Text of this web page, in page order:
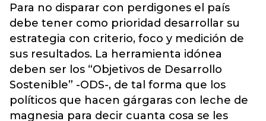
Para no disparar con perdigones el país
debe tener como prioridad desarrollar su
estrategia con criterio, foco y medición de
sus resultados. La herramienta idónea
deben ser los “Objetivos de Desarrollo
Sostenible” -ODS-, de tal forma que los
políticos que hacen gárgaras con leche de
magnesia para decir cuanta cosa se les